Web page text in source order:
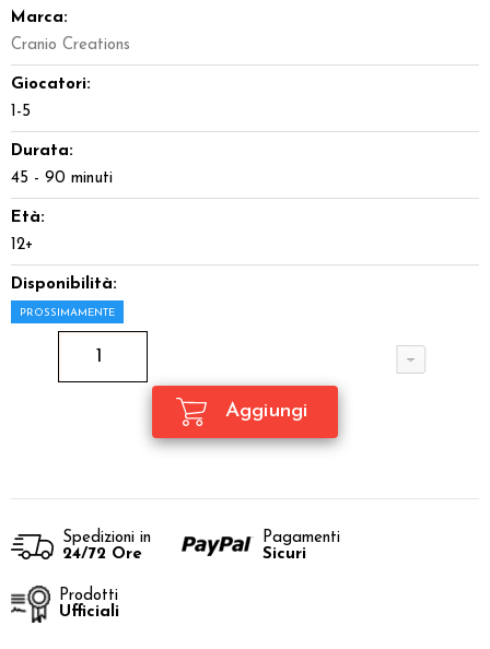
Marca:
Cranio Creations
Giocatori:
1-5
Durata:
45 - 90 minuti
Età:
12+
Disponibilità:
PROSSIMAMENTE
Spedizioni in
24/72 Ore
Pagamenti
Sicuri
Prodotti
Ufficiali